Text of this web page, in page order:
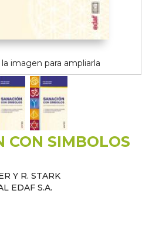
imagen para ampliarla
CON SIMBOLOS
Y R. STARK
EDAF S.A.